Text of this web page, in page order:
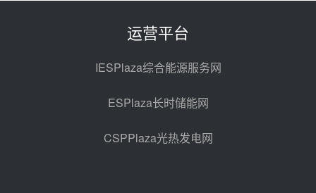
热发电工程EPC总承包项目熔盐截
昊森机电中标新疆华电天山北麓基
地100MW光热发电工程EPC总承
包项目熔盐介质超声波流量计采购
前天 08-05 17:09
运营平台
IESPlaza综合能源服务网
ESPlaza长时储能网
CSPPlaza光热发电网